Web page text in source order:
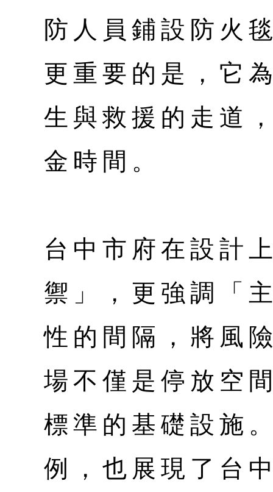
防人員鋪設防火
更重要的是，它
生與救援的走道
金時間。
台中市府在設計
禦」，更強調「
性的間隔，將風
場不僅是停放空
標準的基礎設施
例，也展現了台